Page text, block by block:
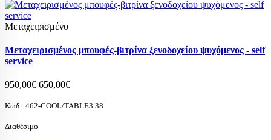
Μεταχειρισμένο
Μεταχειρισμένος μπουφές-βιτρίνα ξενοδοχείου ψυχόμενος - self
service
950,00€ 650,00€
Κωδ.: 462-COOL/TABLE3.38
Διαθέσιμο